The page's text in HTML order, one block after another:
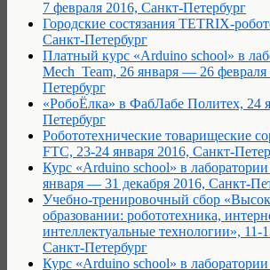
7 февраля 2016, Санкт-Петербург
Городские состязания TETRIX-
Санкт-Петербург
Платный курс «Arduino school» в
Mech_Team, 26 января — 26
Петербург
«РобоЁлка» в ФабЛабе Политех, 24
Петербург
Робототехнические товарищеские
FTC, 23-24 января 2016, Санкт-
Курс «Arduino school» в
января — 31 декабря 2016, Санкт-
Учебно-тренировочный сбор
образовании: робототехника,
интеллектуальные технологии», 11-
Санкт-Петербург
Курс «Arduino school» в